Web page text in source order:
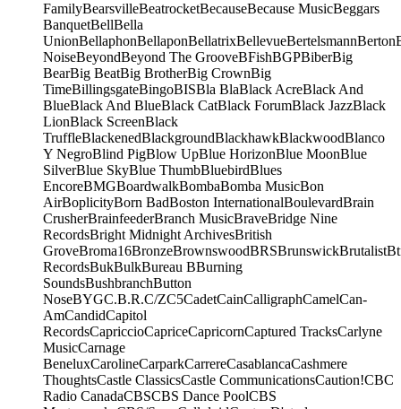
FamilyBearsvilleBeatrocketBecauseBecause MusicBeggars
BanquetBellBella
UnionBellaphonBellaponBellatrixBellevueBertelsmannBerton
NoiseBeyondBeyond The GrooveBFishBGPBiberBig
BearBig BeatBig BrotherBig CrownBig
TimeBillingsgateBingoBISBla BlaBlack AcreBlack And
BlueBlack And BlueBlack CatBlack ForumBlack JazzBlack
LionBlack ScreenBlack
TruffleBlackenedBlackgroundBlackhawkBlackwoodBlanco
Y NegroBlind PigBlow UpBlue HorizonBlue MoonBlue
SilverBlue SkyBlue ThumbBluebirdBlues
EncoreBMGBoardwalkBombaBomba MusicBon
AirBoplicityBorn BadBoston InternationalBoulevardBrain
CrusherBrainfeederBranch MusicBraveBridge Nine
RecordsBright Midnight ArchivesBritish
GroveBroma16BronzeBrownswoodBRSBrunswickBrutalist
RecordsBukBulkBureau BBurning
SoundsBushbranchButton
NoseBYGC.B.R.C/ZC5CadetCainCalligraphCamelCan-
AmCandidCapitol
RecordsCapriccioCapriceCapricornCaptured TracksCarlyne
MusicCarnage
BeneluxCarolineCarparkCarrereCasablancaCashmere
ThoughtsCastle ClassicsCastle CommunicationsCaution!CBC
Radio CanadaCBSCBS Dance PoolCBS